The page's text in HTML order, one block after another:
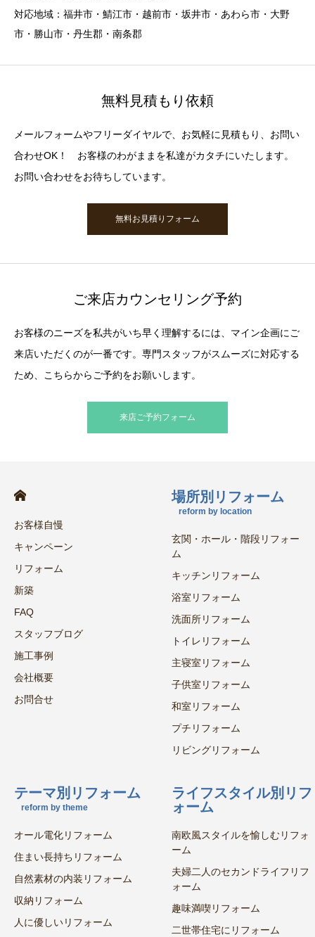
対応地域：福井市・鯖江市・越前市・坂井市・あわら市・大野
市・勝山市・丹生郡・南条郡
無料見積もり依頼
メールフォームやフリーダイヤルで、お気軽に見積もり、お問い
合わせOK！ お客様のわがままを私達がカタチにいたします。
お問い合わせをお待ちしています。
無料お見積りフォーム
ご来店カウンセリング予約
お客様のニーズを私共がいち早く理解するには、マイン企画にご
来店いただくのが一番です。専門スタッフがスムーズに対応する
ため、こちらからご予約をお願いします。
来店ご予約フォーム
お客様自慢
キャンペーン
リフォーム
新築
FAQ
スタッフブログ
施工事例
会社概要
お問合せ
場所別リフォーム
reform by location
玄関・ホール・階段リフォー
ム
キッチンリフォーム
浴室リフォーム
洗面所リフォーム
トイレリフォーム
主寝室リフォーム
子供室リフォーム
和室リフォーム
プチリフォーム
リビングリフォーム
テーマ別リフォーム
reform by theme
オール電化リフォーム
住まい長持ちリフォーム
自然素材の内装リフォーム
収納リフォーム
人に優しいリフォーム
ライフスタイル別リフ
ォーム
南欧風スタイルを愉しむリフォ
ーム
夫婦二人のセカンドライフリフ
ォーム
趣味満喫リフォーム
二世帯住宅にリフォーム